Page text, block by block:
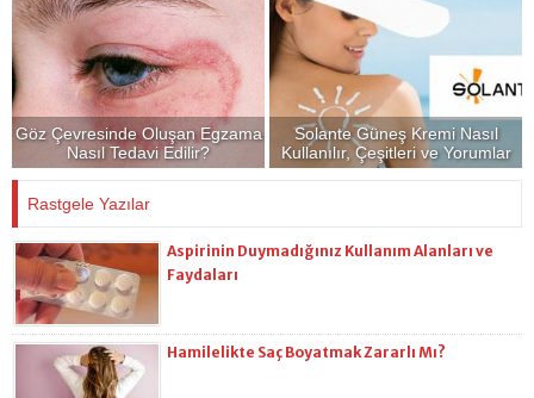
Göz Çevresinde Oluşan Egzama
Nasıl Tedavi Edilir?
Solante Güneş Kremi Nasıl
Kullanılır, Çeşitleri ve Yorumlar
Rastgele Yazılar
Aspirinin Duymadığınız Kullanım Alanları ve
Faydaları
Hamilelikte Saç Boyatmak Zararlı Mı?